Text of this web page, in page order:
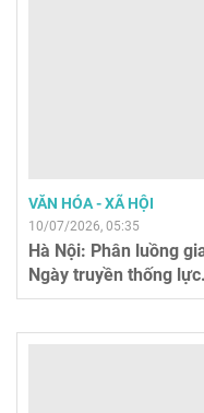
VĂN HÓA - XÃ HỘI
10/07/2026, 05:35
Hà Nội: Phân luồng
Ngày truyền thống